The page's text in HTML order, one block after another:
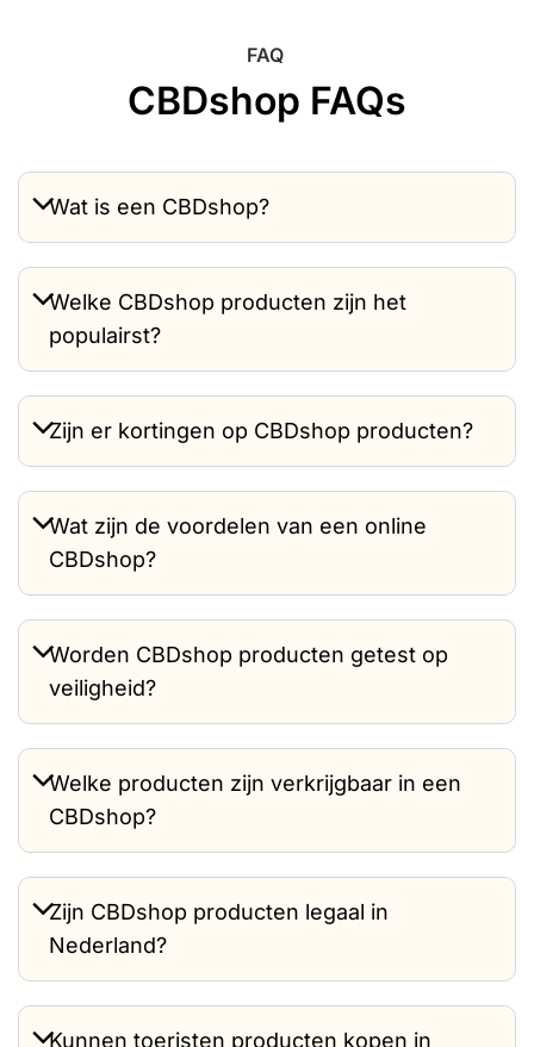
FAQ
CBDshop FAQs
Wat is een CBDshop?
Welke CBDshop producten zijn het
populairst?
Zijn er kortingen op CBDshop producten?
Wat zijn de voordelen van een online
CBDshop?
Worden CBDshop producten getest op
veiligheid?
Welke producten zijn verkrijgbaar in een
CBDshop?
Zijn CBDshop producten legaal in
Nederland?
Kunnen toeristen producten kopen in